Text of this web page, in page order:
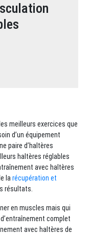
meilleurs exercices que
d’un équipement
paire d’haltères
haltères réglables
avec haltères
la récupération et
résultats.
en muscles mais qui
complet
avec haltères de